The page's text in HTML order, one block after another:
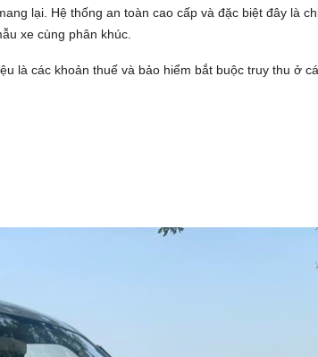
lại. Hệ thống an toàn cao cấp và đặc biệt đây là
xe cùng phân khúc.
là các khoản thuế và bảo hiểm bắt buộc truy thu ở